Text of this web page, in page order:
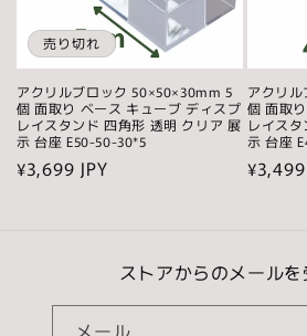
売り切れ
アクリルブロック 50×50×30mm 5
個 面取り ベース キューブ ディスプ
レイスタンド 四角形 透明 クリア 展
示 台座 E50-50-30*5
通
¥3,699 JPY
アクリ
個 面取
レイス
示 台座
通
¥3,499
ストアからのメール
メール